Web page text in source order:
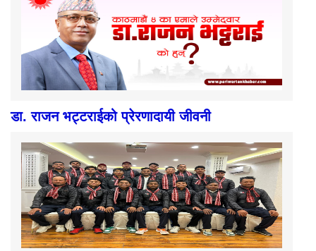
डा. राजन भट्टराईको प्रेरणादायी जीवनी